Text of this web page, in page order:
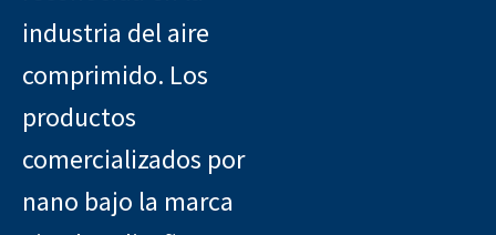
industria del aire
comprimido. Los
productos
comercializados por
nano bajo la marca